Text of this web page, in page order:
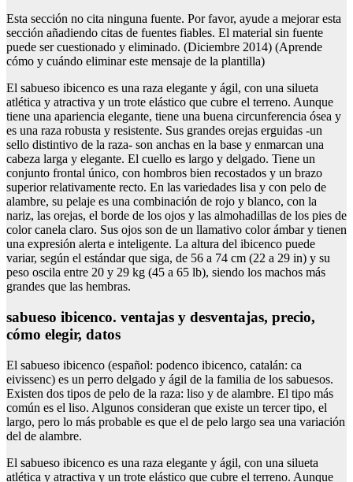
Esta sección no cita ninguna fuente. Por favor, ayude a mejorar esta
sección añadiendo citas de fuentes fiables. El material sin fuente
puede ser cuestionado y eliminado. (Diciembre 2014) (Aprende
cómo y cuándo eliminar este mensaje de la plantilla)
El sabueso ibicenco es una raza elegante y ágil, con una silueta
atlética y atractiva y un trote elástico que cubre el terreno. Aunque
tiene una apariencia elegante, tiene una buena circunferencia ósea y
es una raza robusta y resistente. Sus grandes orejas erguidas -un
sello distintivo de la raza- son anchas en la base y enmarcan una
cabeza larga y elegante. El cuello es largo y delgado. Tiene un
conjunto frontal único, con hombros bien recostados y un brazo
superior relativamente recto. En las variedades lisa y con pelo de
alambre, su pelaje es una combinación de rojo y blanco, con la
nariz, las orejas, el borde de los ojos y las almohadillas de los pies de
color canela claro. Sus ojos son de un llamativo color ámbar y tienen
una expresión alerta e inteligente. La altura del ibicenco puede
variar, según el estándar que siga, de 56 a 74 cm (22 a 29 in) y su
peso oscila entre 20 y 29 kg (45 a 65 lb), siendo los machos más
grandes que las hembras.
sabueso ibicenco. ventajas y desventajas, precio,
cómo elegir, datos
El sabueso ibicenco (español: podenco ibicenco, catalán: ca
eivissenc) es un perro delgado y ágil de la familia de los sabuesos.
Existen dos tipos de pelo de la raza: liso y de alambre. El tipo más
común es el liso. Algunos consideran que existe un tercer tipo, el
largo, pero lo más probable es que el de pelo largo sea una variación
del de alambre.
El sabueso ibicenco es una raza elegante y ágil, con una silueta
atlética y atractiva y un trote elástico que cubre el terreno. Aunque